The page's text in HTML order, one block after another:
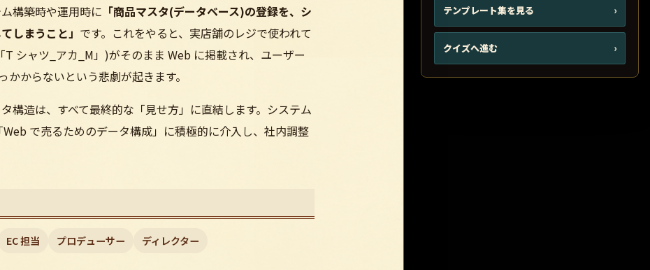
テンプレート集を見る ›
クイズへ進む ›
構築時や運用時に 「商品マスタ(データベース)の登録を、シ
しまうこと」 です。これをやると、実店舗のレジで使われて
シャツ_アカ_M」)がそのまま Web に掲載され、ユーザー
からないという悲劇が起きます。
構造は、すべて最終的な「見せ方」に直結します。システム
で売るためのデータ構成」に積極的に介入し、社内調整
EC 担当 プロデューサー ディレクター